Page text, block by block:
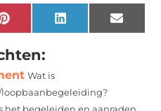
Pinterest LinkedIn Email
Wat is